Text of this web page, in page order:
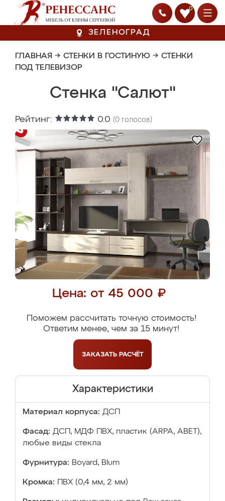
0
ЗЕЛЕНОГРАД
ГЛАВНАЯ → СТЕНКИ В ГОСТИНУЮ → СТЕНКИ
ПОД ТЕЛЕВИЗОР
Стенка "Салют"
Рейтинг: 0.0 (0 голосов)
Цена: от 45 000 ₽
Поможем рассчитать точную стоимость!
Ответим менее, чем за 15 минут!
ЗАКАЗАТЬ РАСЧЁТ
Характеристики
Материал корпуса: ДСП
Фасад: ДСП, МДФ ПВХ, пластик (ARPA, ABET),
любые виды стекла
Фурнитура: Boyard, Blum
Кромка: ПВХ (0,4 мм, 2 мм)